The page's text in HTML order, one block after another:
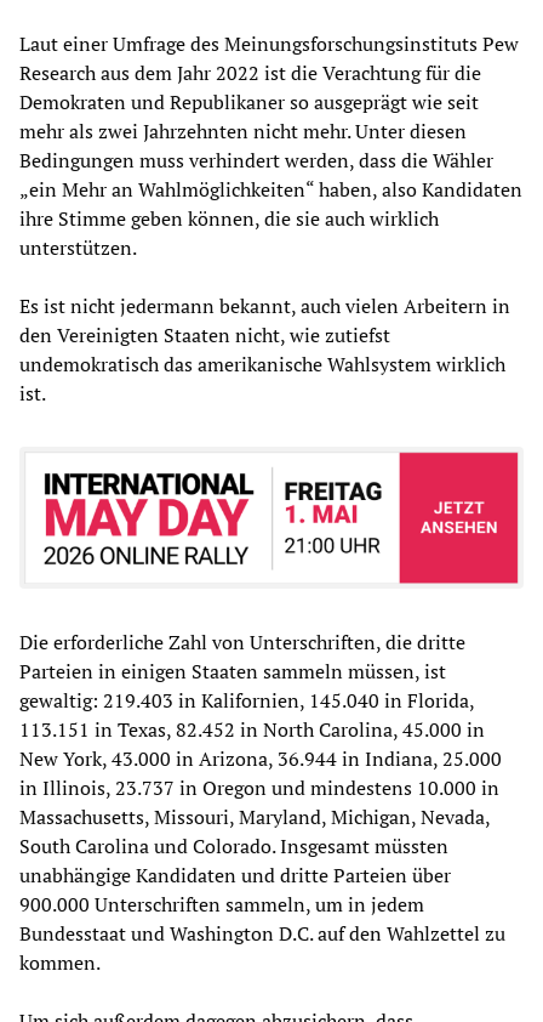
Laut einer Umfrage des Meinungsforschungsinstituts Pew
Research aus dem Jahr 2022 ist die Verachtung für die
Demokraten und Republikaner so ausgeprägt wie seit
mehr als zwei Jahrzehnten nicht mehr. Unter diesen
Bedingungen muss verhindert werden, dass die Wähler
„ein Mehr an Wahlmöglichkeiten“ haben, also Kandidaten
ihre Stimme geben können, die sie auch wirklich
unterstützen.
Es ist nicht jedermann bekannt, auch vielen Arbeitern in
den Vereinigten Staaten nicht, wie zutiefst
undemokratisch das amerikanische Wahlsystem wirklich
ist.
Die erforderliche Zahl von Unterschriften, die dritte
Parteien in einigen Staaten sammeln müssen, ist
gewaltig: 219.403 in Kalifornien, 145.040 in Florida,
113.151 in Texas, 82.452 in North Carolina, 45.000 in
New York, 43.000 in Arizona, 36.944 in Indiana, 25.000
in Illinois, 23.737 in Oregon und mindestens 10.000 in
Massachusetts, Missouri, Maryland, Michigan, Nevada,
South Carolina und Colorado. Insgesamt müssten
unabhängige Kandidaten und dritte Parteien über
900.000 Unterschriften sammeln, um in jedem
Bundesstaat und Washington D.C. auf den Wahlzettel zu
kommen.